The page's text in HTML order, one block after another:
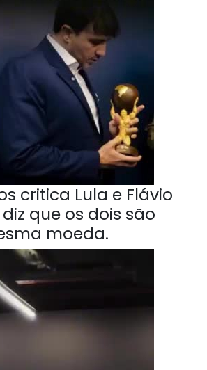
critica Lula e Flávio
que os dois são
moeda.